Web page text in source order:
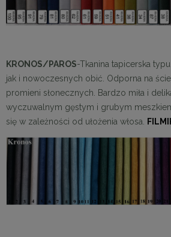
KRONOS/PAROS-Tkanina tapicerska
jak i nowoczesnych obić. Odporna na
promieni słonecznych. Bardzo miła i
wyczuwalnym gęstym i grubym
się w zależności od ułożenia włosa.